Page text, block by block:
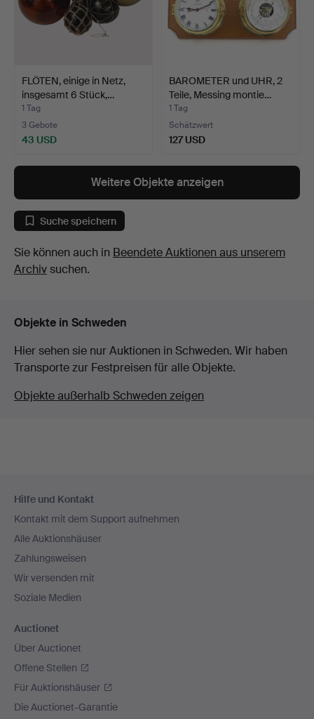
FLÖTEN, einige in Netz,
insgesamt 6 Stück,…
1 Tag
3 Gebote
43 USD
BAROMETER und UHR, 2
Teile, Messing montie…
1 Tag
Schätzwert
127 USD
Weitere Objekte anzeigen
Suche speichern
Sie können auch in Beendete Auktionen aus unserem
Archivsuchen.
Objekte in Schweden
Hier sehen sie nur Auktionen in Schweden. Wir haben
Transporte zur Festpreisen für alle Objekte.
Objekte außerhalb Schweden zeigen
Navigation
Hilfe und Kontakt
Kontakt mit dem Support aufnehmen
Alle Auktionshäuser
Zahlungsweisen
Wir versenden mit
Soziale Medien
Auctionet
Über Auctionet
Offene Stellen
Für Auktionshäuser
Die Auctionet-Garantie